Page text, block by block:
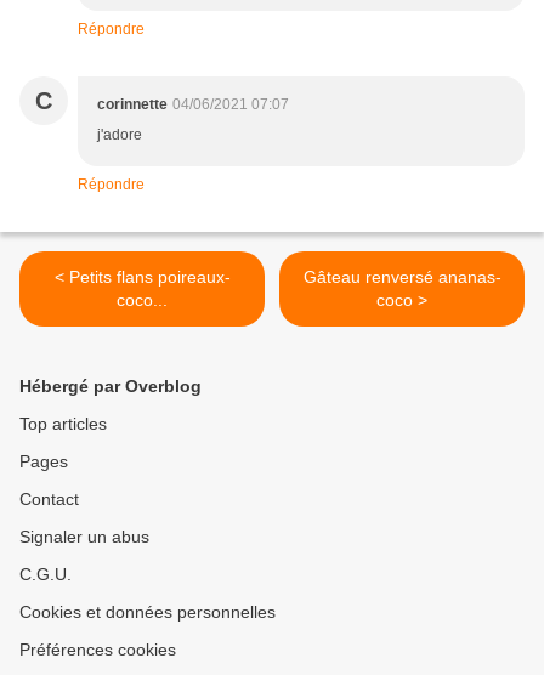
Répondre
C corinnette 04/06/2021 07:07
j'adore
Répondre
< Petits flans poireaux-
coco...
Gâteau renversé ananas-
coco >
Hébergé par Overblog
Top articles
Pages
Contact
Signaler un abus
C.G.U.
Cookies et données personnelles
Préférences cookies